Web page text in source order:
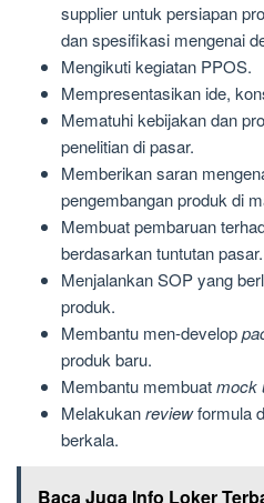
supplier untuk persiapan
dan spesifikasi mengenai
Mengikuti kegiatan PPOS.
Mempresentasikan ide,
Mematuhi kebijakan dan
penelitian di pasar.
Memberikan saran
pengembangan produk di
Membuat pembaruan
berdasarkan tuntutan pasar.
Menjalankan SOP yang
produk.
Membantu men-develop
produk baru.
Membantu membuatmock
Melakukanreviewformula
berkala.
Baca Juga Info Loker